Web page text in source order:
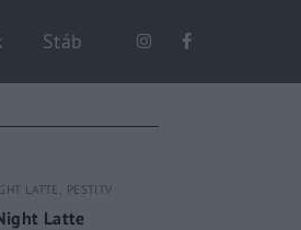
Stáb
LATTE PESTITV
Latte